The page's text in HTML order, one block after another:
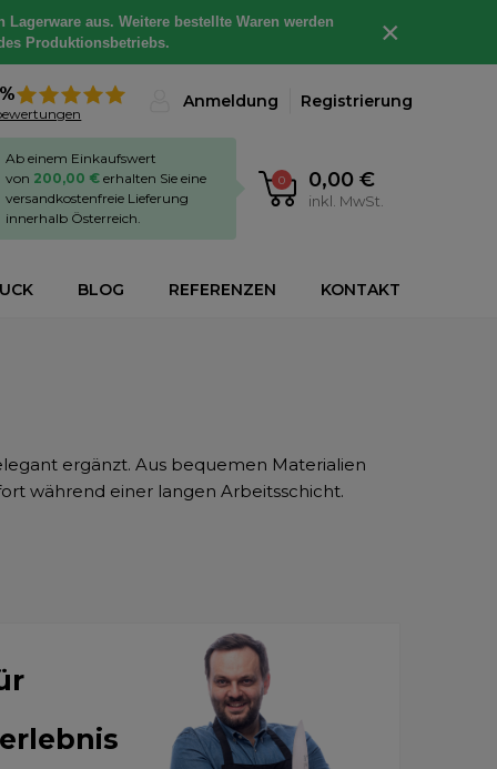
aus. Weitere bestellte Waren werden
Produktionsbetriebs.
×
Anmeldung Registrierung
0 0,00 €
inkl. MwSt.
Ab einem Einkaufswert
von 200,00 € erhalten Sie eine
versandkostenfreie Lieferung
innerhalb Österreich.
BLOG REFERENZEN KONTAKT
ergänzt. Aus bequemen Materialien
während einer langen Arbeitsschicht.